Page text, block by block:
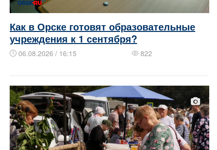
Как в Орске готовят образовательные
учреждения к 1 сентября?
06.08.2026 / 16:15 822